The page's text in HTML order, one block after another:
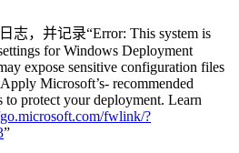
志，并记录“Error: This system is
for Windows Deployment
expose sensitive configuration files
Microsoft’s- recommended
to protect your deployment. Learn
fwlink/?
”